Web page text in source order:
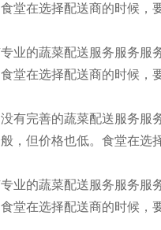
在选择配送商的时候
的蔬菜配送服务服务
在选择配送商的时候
完善的蔬菜配送服务
但价格也低。食堂在
的蔬菜配送服务服务
在选择配送商的时候